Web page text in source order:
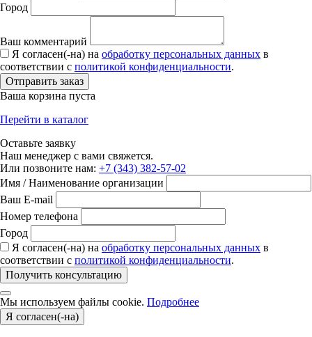
Город
Ваш комментарий
Я согласен(-на) на обработку персональных данных в
соответствии с политикой конфиденциальности.
Отправить заказ
Ваша корзина пуста
Перейти в каталог
Оставьте заявку
Наш менеджер с вами свяжется.
Или позвоните нам: +7 (343) 382-57-02
Имя / Наименование организации
Ваш E-mail
Номер телефона
Город
Я согласен(-на) на обработку персональных данных в
соответствии с политикой конфиденциальности.
Получить консультацию
Мы используем файлы cookie. Подробнее
Я согласен(-на)